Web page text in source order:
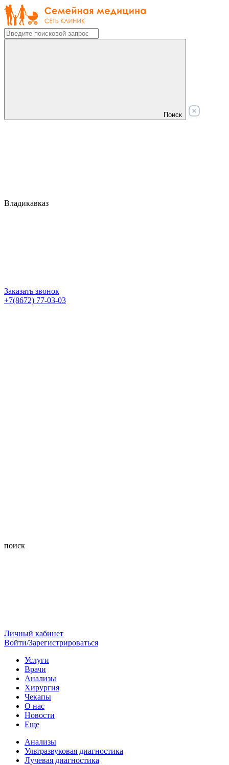
Поиск
Владикавказ
Заказать звонок
+7(8672) 77-03-03
поиск
Личный кабинет
Войти/Зарегистрироваться
Услуги
Врачи
Анализы
Хирургия
Чекапы
О нас
Новости
Еще
Анализы
Ультразвуковая диагностика
Лучевая диагностика